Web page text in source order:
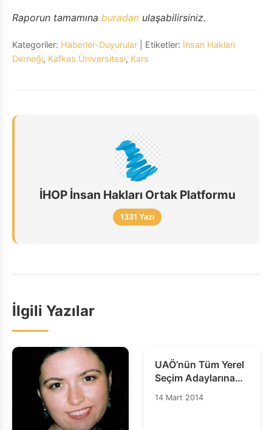
Raporun tamamına buradan ulaşabilirsiniz.
Kategoriler: Haberler-Duyurular | Etiketler: İnsan Hakları
Derneği, Kafkas Üniversitesi, Kars
İHOP İnsan Hakları Ortak Platformu
1331 Yazı
İlgili Yazılar
UAÖ’nün Tüm Yerel
Seçim Adaylarına
Çağrısı
14 Mart 2014